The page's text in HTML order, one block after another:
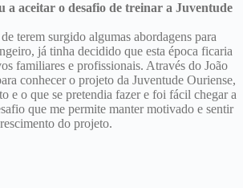
a aceitar o desafio de treinar a Juventude
terem surgido algumas abordagens para
já tinha decidido que esta época ficaria
familiares e profissionais. Através do João
conhecer o projeto da Juventude Ouriense,
e o que se pretendia fazer e foi fácil chegar a
que me permite manter motivado e sentir
do projeto.